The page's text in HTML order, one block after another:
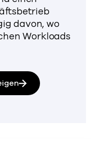
davon, wo
Workloads